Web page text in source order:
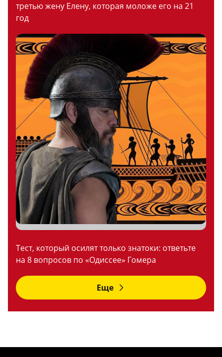
третью жену Елену, которая моложе его на 21
год
Тест, который осилят только знатоки: ответьте
на 8 вопросов по «Одиссее» Гомера
Еще